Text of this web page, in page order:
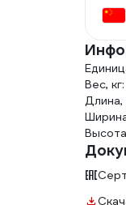
Вес,
Длина,